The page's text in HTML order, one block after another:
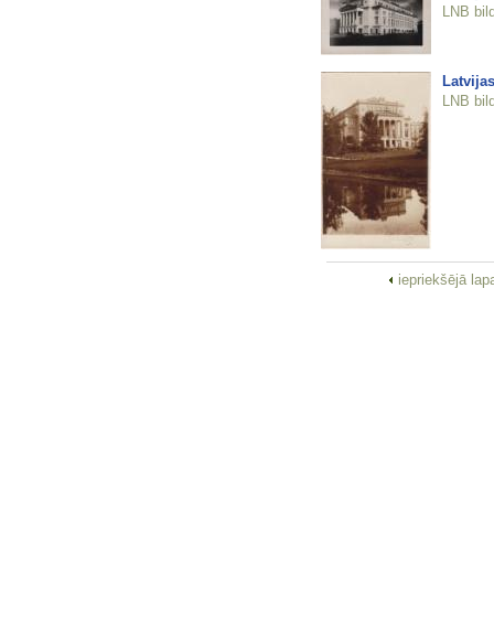
LNB
LNB
iepriekšējā